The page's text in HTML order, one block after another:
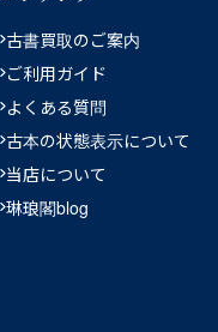
古書買取のご案内
ご利用ガイド
よくある質問
古本の状態表示について
当店について
琳琅閣blog